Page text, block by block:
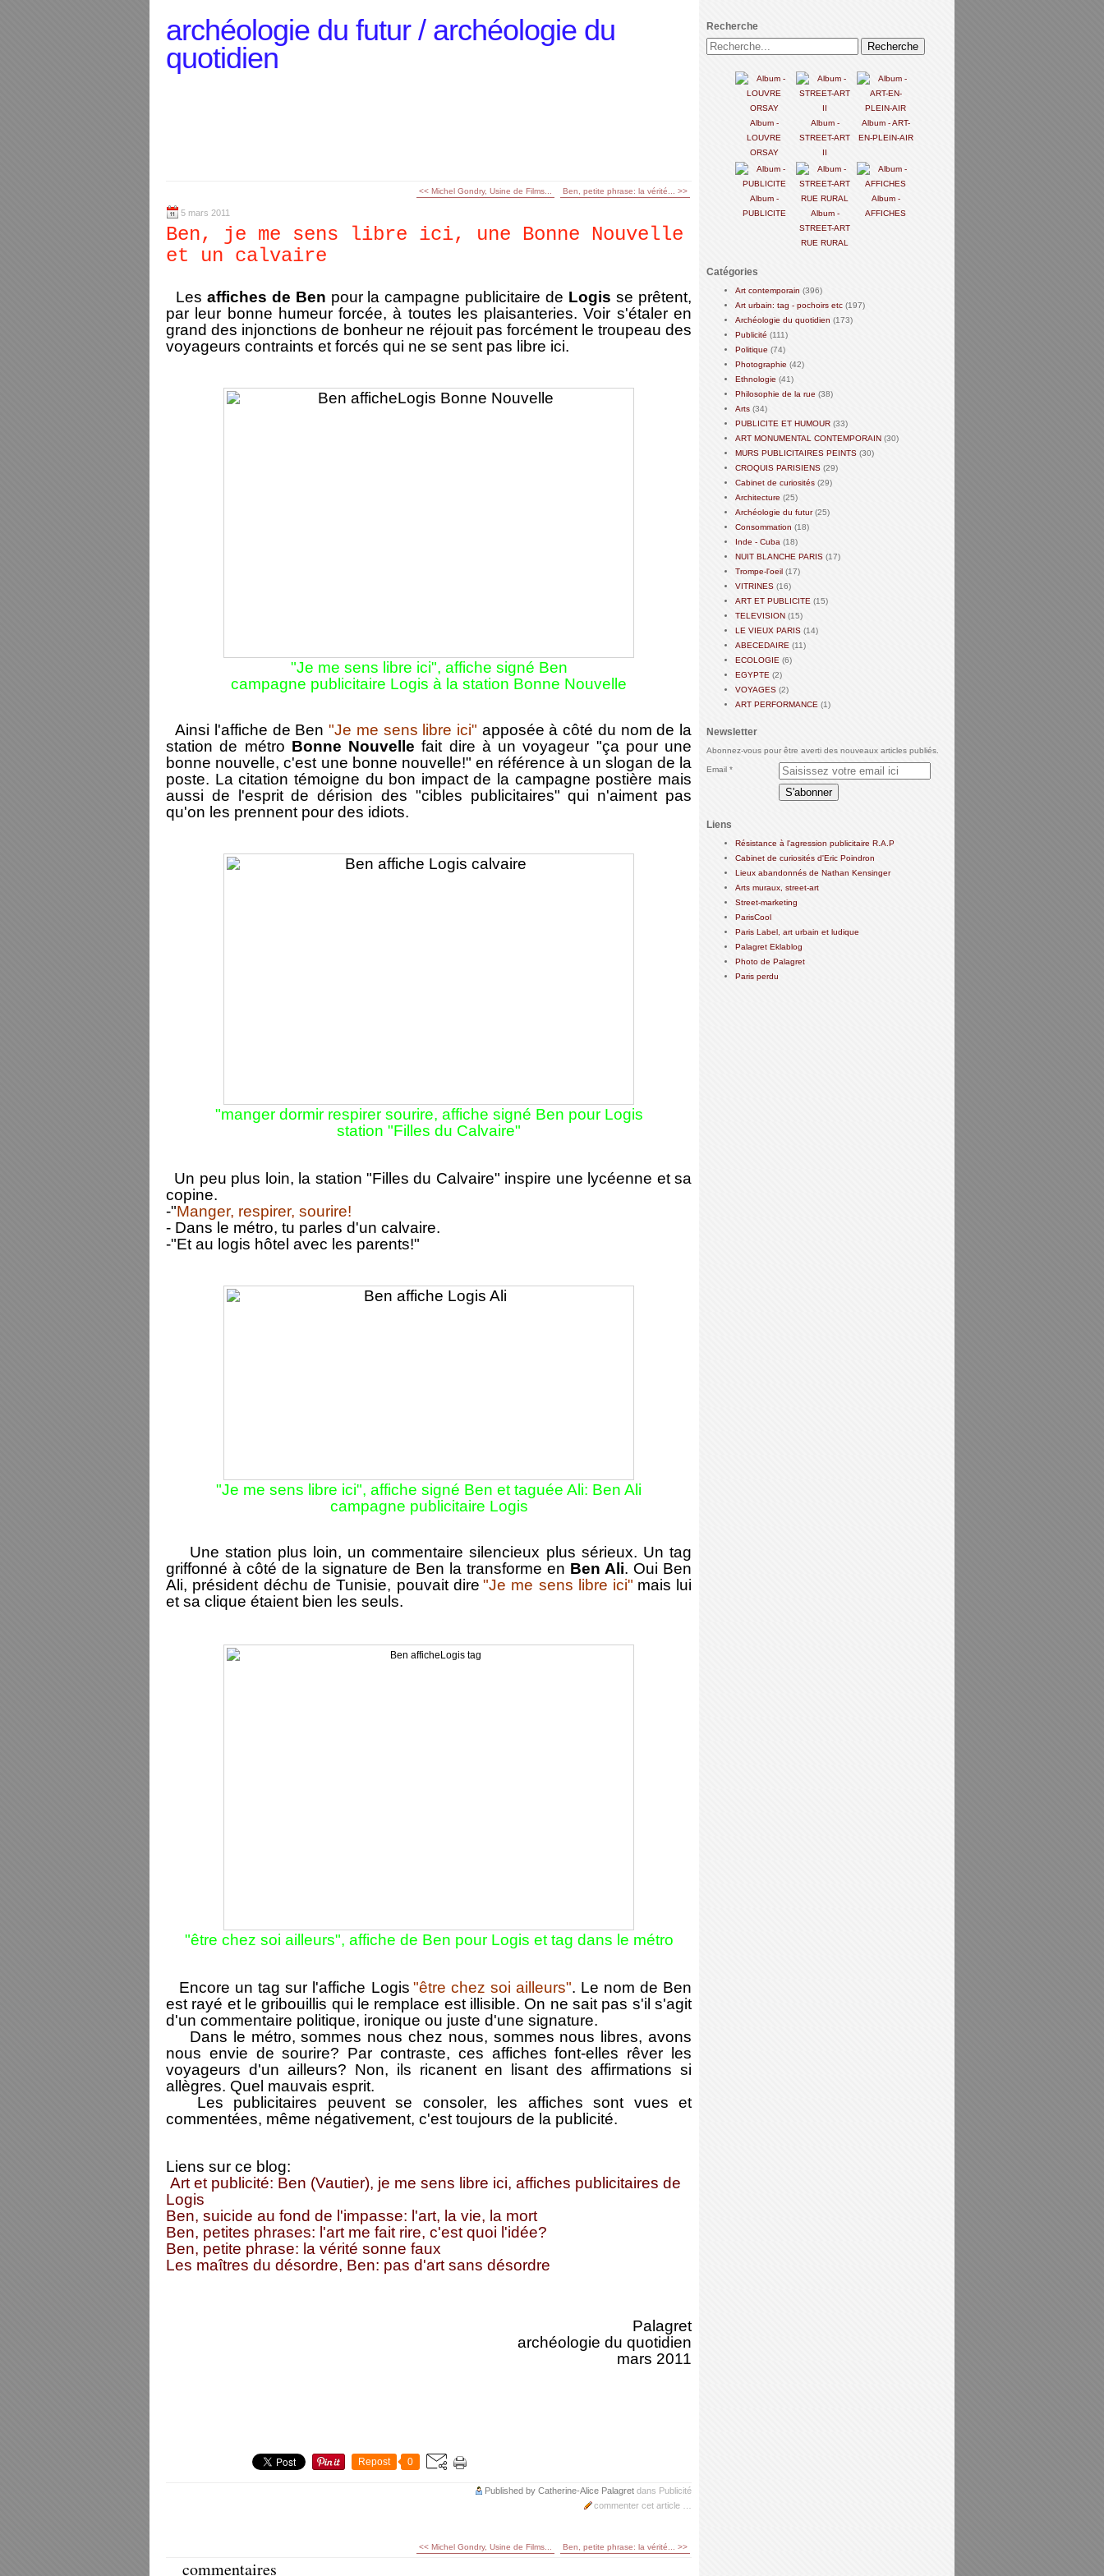
archéologie du futur / archéologie du
quotidien
<< Michel Gondry, Usine de Films... Ben, petite phrase: la vérité... >>
5 mars 2011
Ben, je me sens libre ici, une Bonne Nouvelle
et un calvaire
Les affiches de Ben pour la campagne publicitaire de Logis se prêtent,
par leur bonne humeur forcée, à toutes les plaisanteries. Voir s'étaler en
grand des injonctions de bonheur ne réjouit pas forcément le troupeau des
voyageurs contraints et forcés qui ne se sent pas libre ici.
"Je me sens libre ici", affiche signé Ben
campagne publicitaire Logis à la station Bonne Nouvelle
Ainsi l'affiche de Ben"Je me sens libre ici" apposée à côté du nom de la
station de métro Bonne Nouvelle fait dire à un voyageur "ça pour une
bonne nouvelle, c'est une bonne nouvelle!" en référence à un slogan de la
poste. La citation témoigne du bon impact de la campagne postière mais
aussi de l'esprit de dérision des "cibles publicitaires" qui n'aiment pas
qu'on les prennent pour des idiots.
"manger dormir respirer sourire, affiche signé Ben pour Logis
station "Filles du Calvaire"
Un peu plus loin, la station "Filles du Calvaire" inspire une lycéenne et sa
copine.
-"Manger, respirer, sourire!
- Dans le métro, tu parles d'un calvaire.
-"Et au logis hôtel avec les parents!"
"Je me sens libre ici", affiche signé Ben et taguée Ali: Ben Ali
campagne publicitaire Logis
Une station plus loin, un commentaire silencieux plus sérieux. Un tag
griffonné à côté de la signature de Ben la transforme en Ben Ali. Oui Ben
Ali, président déchu de Tunisie, pouvait dire "Je me sens libre ici" mais lui
et sa clique étaient bien les seuls.
"être chez soi ailleurs", affiche de Ben pour Logis et tag dans le métro
Encore un tag sur l'affiche Logis "être chez soi ailleurs". Le nom de Ben
est rayé et le gribouillis qui le remplace est illisible. On ne sait pas s'il s'agit
d'un commentaire politique, ironique ou juste d'une signature.
Dans le métro, sommes nous chez nous, sommes nous libres, avons
nous envie de sourire? Par contraste, ces affiches font-elles rêver
les
voyageurs d'un ailleurs? Non, ils ricanent en lisant des affirmations si
allègres. Quel mauvais esprit.
Les publicitaires peuvent se consoler, les affiches sont vues et
commentées, même négativement, c'est toujours de la publicité.
Liens sur ce blog:
Art et publicité: Ben (Vautier), je me sens libre ici, affiches publicitaires de
Logis
Ben, suicide au fond de l'impasse: l'art, la vie, la mort
Ben, petites phrases: l'art me fait rire, c'est quoi l'idée?
Ben, petite phrase: la vérité sonne faux
Les maîtres du désordre, Ben: pas d'art sans désordre
Palagret
archéologie du quotidien
mars 2011
Repost 0
Published by Catherine-Alice Palagret dans Publicité
commenter cet article
<< Michel Gondry, Usine de Films... Ben, petite phrase: la vérité... >>
commentaires
Recherche
Album -
LOUVRE
ORSAY
Album -
STREET-ART
II
Album - ART-
EN-PLEIN-AIR
Album -
PUBLICITE
Album -
STREET-ART
RUE RURAL
Album -
AFFICHES
Catégories
Art contemporain (396)
Art urbain: tag - pochoirs etc (197)
Archéologie du quotidien (173)
Publicité (111)
Politique (74)
Photographie (42)
Ethnologie (41)
Philosophie de la rue (38)
Arts (34)
PUBLICITE ET HUMOUR (33)
ART MONUMENTAL CONTEMPORAIN (30)
MURS PUBLICITAIRES PEINTS (30)
CROQUIS PARISIENS (29)
Cabinet de curiosités (29)
Architecture (25)
Archéologie du futur(25)
Consommation (18)
Inde - Cuba (18)
NUIT BLANCHE PARIS (17)
Trompe-l'oeil (17)
VITRINES (16)
ART ET PUBLICITE (15)
TELEVISION (15)
LE VIEUX PARIS (14)
ABECEDAIRE (11)
ECOLOGIE (6)
EGYPTE (2)
VOYAGES (2)
ART PERFORMANCE (1)
Newsletter
Abonnez-vous pour être averti des nouveaux articles publiés.
Email
Liens
Résistance à l'agression publicitaire R.A.P
Cabinet de curiosités d'Eric Poindron
Lieux abandonnés de Nathan Kensinger
Arts muraux, street-art
Street-marketing
ParisCool
Paris Label, art urbain et ludique
Palagret Eklablog
Photo de Palagret
Paris perdu